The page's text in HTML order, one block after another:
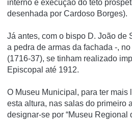
interno e execução do teto
desenhada por Cardoso Borges).
Já antes, com o bispo D. João de
a pedra de armas da fachada -,
(1716-37), se tinham realizado
Episcopal até 1912.
O Museu Municipal, para ter mais
esta altura, nas salas do primeiro
designar-se por “Museu Regional